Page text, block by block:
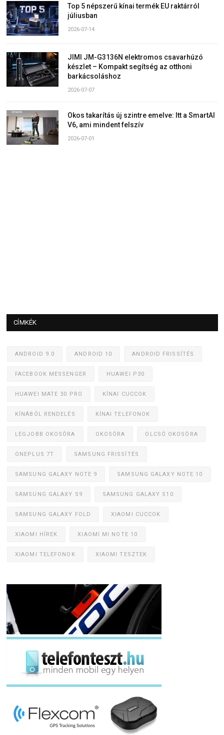
Top 5 népszerű kínai termék EU raktárról
júliusban
2026-07-14
JIMI JM-G3136N elektromos csavarhúzó
készlet – Kompakt segítség az otthoni
barkácsoláshoz
2026-07-07
Okos takarítás új szintre emelve: Itt a SmartAI
V6, ami mindent felszív
2026-07-01
CÍMKÉK
ANDROID 9.0 ANDROID 10 ANDROID FRISSÍTÉS
FACEBOOK MESSENGER HUAWEI P30
HUAWEI MATE 30 PRO KÍNAI CUCCOK
KÍNÁBÓL RENDELÉS KÍNAI TELEFONOK
LEGJOBB OKOSÓRA OKOSÓRA OLCSÓ OKOSÓRA
ONEPLUS 7T SAMSUNG FRISSÍTÉS
SAMSUNG GALAXY NOTE 9 SAMSUNG GALAXY NOTE 10
SAMSUNG GALAXY S9 SAMSUNG GALAXY S10
SAMSUNG GALAXY FOLD XIAOMI CUCCOK
XIAOMI HÍREK XIAOMI MI NOTE 10
XIAOMI TELEFONOK XIAOMI TESZTEK